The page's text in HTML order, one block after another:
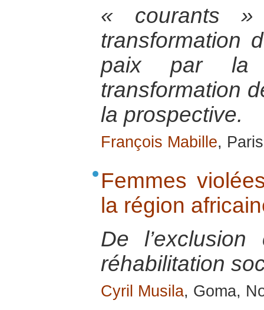
« courants
transformation
paix par la
transformation
la prospective.
François Mabille,
Femmes
la région
De
réhabilitation
Cyril Musila, Goma,